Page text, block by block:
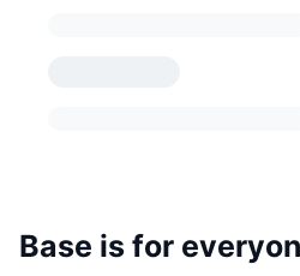
Base is for